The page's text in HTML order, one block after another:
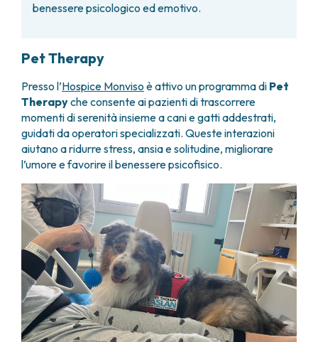
benessere psicologico ed emotivo.
Pet Therapy
Presso l’Hospice Monviso è attivo un programma di Pet
Therapyche consente ai pazienti di trascorrere
momenti di serenità insieme a cani e gatti addestrati,
guidati da operatori specializzati. Queste interazioni
aiutano a ridurre stress, ansia e solitudine, migliorare
l’umore e favorire il benessere psicofisico.